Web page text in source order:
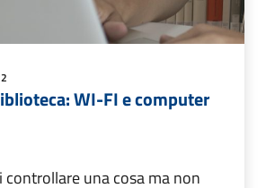
WI-FI e computer
controllare una cosa ma non